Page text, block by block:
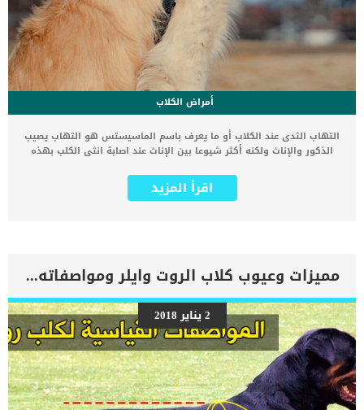
أمراض الكلاب
التهاب الثدى عند الكلاب أو ما يعرف باسم الماسيستس هو التهاب يصيب
الذكور والإناث ولكنه أكثر شيوعا بين الإناث عند اصابة انثى الكلب بهذه
عدوى مؤلمة وخطيرة جدا تهدد حياة الكلاب. اقرأ ايضا: الأمراض الجلدية
عند الكلاب وعلاجها : 4 مشاكل شائعة تعرف على اعراض التهاب الثدى عند
الثدى عند انثى الكلب هناك نوعان من التهابات الثدى عند الكلاب يتوقف
علاجهم والشفاء التام منهم من خلال تحديد اي الانواع يعانى منها الكلب.
الاول هو التهاب متعفن حاد وذلك عندما تتطور العدوى وتحدث خراجا
داخل الغدة ستصيب الكلب بإعياء شديد ويمكن ان تهدد حياتها إذا لم يتم
علاجها بسرعة. الثانى يعرف باسم الجالاكتوستاسيس او الثدى المتكتل
ويصاحب هذا النوع تحجر اللبن في ثدي انثى الكلب مما يسبب لها تورم
والام شديد. اقرا ايضا: ماهى تقرحات الجلد عند الكلاب وكيف يمكن
علاجها؟ اسباب تؤدى إلى الإصابة بالتهاب الثدي عند الكلاب عندما تقوم
انثى الكلب بارضاع صغارها قد يخدش احدهم الحلمات فيسمح ذلك بالاصابة
بالعدوى […]
اقرأ المزيد
مميزات وعيوب كلاب الروت وايلر ومواصفاته بالصور
2 يناير 2018